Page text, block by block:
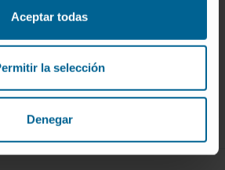
Aceptar todas
la selección
Denegar
de alta en nuestro boletín
SUSCRIBIRSE